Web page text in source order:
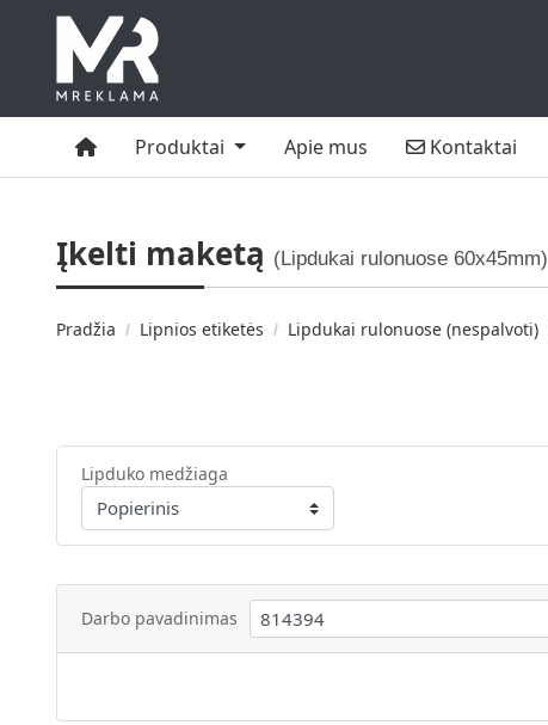
NamaiProduktai Apie mus Kontaktai
Kontaktai
Įkelti maketą (Lipdukai rulonuose 60x45mm)
Pradžia Lipnios etiketės Lipdukai rulonuose (nespalvoti)
Lipduko medžiaga
Darbo pavadinimas